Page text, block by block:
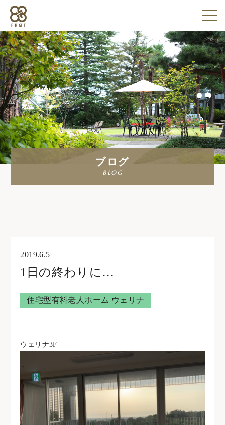
施設情報
企業情報
採用情報
よくある質問
住宅型有料老人ホームウェリナ
0761-47-7215
0761-46-5633
ブログ
blog
2019.6.5
1日の終わりに…
住宅型有料老人ホーム ウェリナ
ウェリナ3F